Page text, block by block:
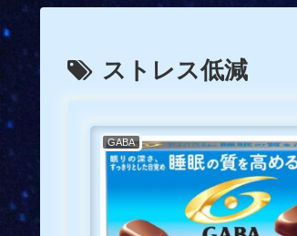
ストレス低減
GABA